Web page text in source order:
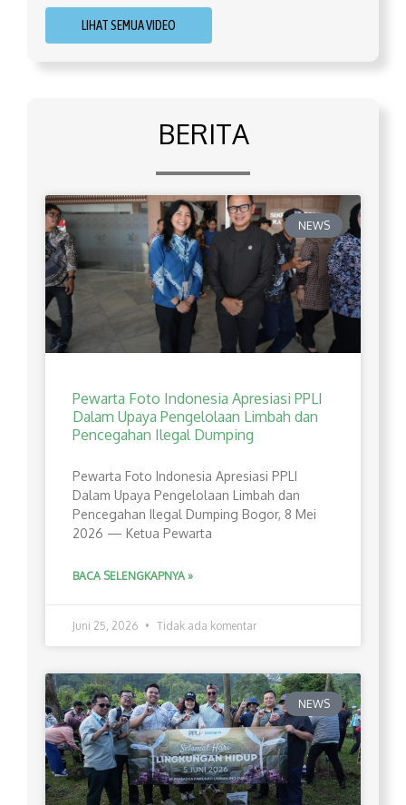
LIHAT SEMUA VIDEO
BERITA
NEWS
Pewarta Foto Indonesia Apresiasi PPLI
Dalam Upaya Pengelolaan Limbah dan
Pencegahan Ilegal Dumping
Pewarta Foto Indonesia Apresiasi PPLI
Dalam Upaya Pengelolaan Limbah dan
Pencegahan Ilegal Dumping Bogor, 8 Mei
2026 — Ketua Pewarta
BACA SELENGKAPNYA »
Juni 25, 2026 Tidak ada komentar
NEWS